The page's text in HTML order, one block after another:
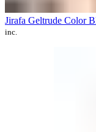
Jirafa Geltrude Color
inc.